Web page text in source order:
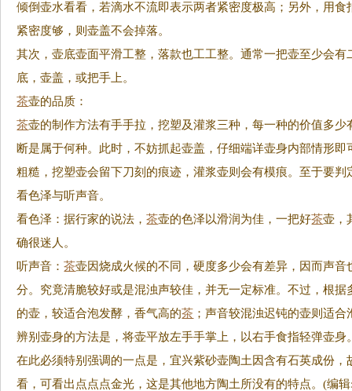
倾倒壶水看看，若滴水不流即表示两者紧密度极高；另外，用食
紧密度够，则壶盖不会掉落。
其次，壶底壶面平滑工整，落款也工工整。通常一把壶至少会
底，壶盖，或把手上。
茶壶的品质：
茶壶的制作方法有手手拉，挖塑及灌浆三种，每一种的价值多
断是属于何种。此时，不妨抓起壶盖，仔细端详壶身内部情形
粗糙，挖塑壶会留下刀刻的痕迹，灌浆壶则会有模痕。至于要
看色泽与听声音。
看色泽：据行家的说法，茶壶的色泽以滑润为佳，一把好茶壶，
确很迷人。
听声音：茶壶因烧成火候的不同，硬度多少会有差异，因而声
分。究竟清脆较好或是混浊声较佳，并无一定标准。不过，根
的壶，较适合泡发酵，香气高的茶 ；声音较混浊迟钝的壶则适
辨别壶身的方法是，将壶平放左手手掌上，以右手食指轻弹壶身
在此必须特别强调的一点是，宜兴紫砂壶陶土因含有石英成份，
看，可看出点点点金光，这是其他地方陶土所没有的特点。(编